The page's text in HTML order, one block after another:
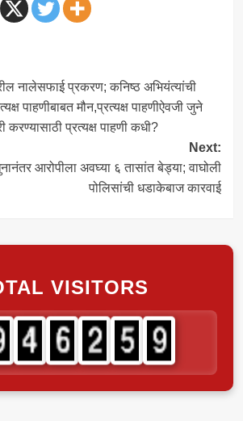
नालेसफाई प्रकरण; कनिष्ठ अभियंत्यांची
पाहणीबाबत मौन,प्रत्यक्ष पाहणीऐवजी जुने
प्रत्यक्ष पाहणी कधी?
Next:
आरोपीला अवघ्या ६ तासांत बेड्या; वाघोली
पोलिसांची धडाकेबाज कारवाई
VISITORS